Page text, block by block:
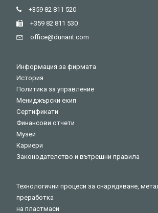
+359 82 811 520
+359 82 811 530
оffice@dunarit.com
Информация за фирмата
История
Политика за управление
Мениджърски екип
Сертификати
Финансови отчети
Музей
Кариери
Законодателство и вътрешни правила
Технологични процеси за снарядяване,
преработка
на пластмаси